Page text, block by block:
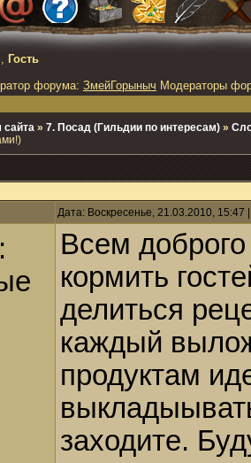
Гость
форума: ЗмейГорыныч Модераторы
сайта » 7. Посад (Гильдии по интересам) »
Дата: Воскресенье, 21.03.2010,
Всем
кормить
делиться
каждый
продуктам
заходите.